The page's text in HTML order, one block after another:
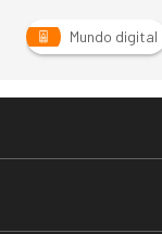
Mundo digital